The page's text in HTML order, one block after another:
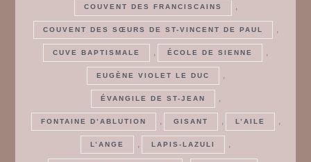
COUVENT DES FRANCISCAINS ,
COUVENT DES SŒURS DE ST-VINCENT DE PAUL ,
CUVE BAPTISMALE , ÉCOLE DE SIENNE ,
EUGÈNE VIOLET LE DUC ,
ÉVANGILE DE ST-JEAN ,
FONTAINE D’ABLUTION , GISANT , L’AILE ,
L’ANGE , LAPIS-LAZULI ,